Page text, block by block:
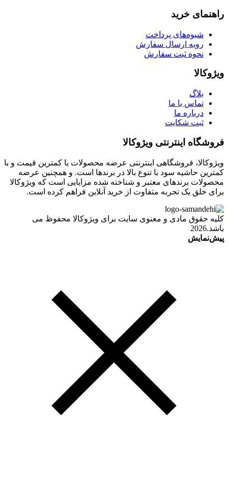
راهنمای خرید
شیوه‌های پرداخت
رویه ارسال سفارش
نحوه ثبت سفارش
ویژوکالا
بلاگ
تماس با ما
درباره ما
ثبت شکایت
فروشگاه اینترنتی ویژوکالا
ویژوکالا، فروشگاهی اینترنتی عرضه محصولات با کمترین قیمت و با
کمترین حاشیه سود با تنوع بالا در برندها است. و همچنین عرضه
محصولات برندهای معتبر و شناخته شده مزایایی است که ویژوکالا
برای خلق یک تجربه متفاوت از خرید آنلاین فراهم کرده است.
کلیه حقوق مادی و معنوی سایت برای ویژوکالا محفوظ می
باشد.2026
پیش‌نمایش